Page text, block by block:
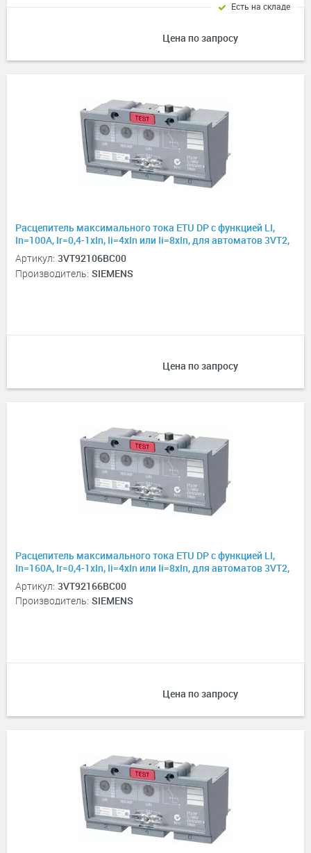
Цена по запросу
Есть на складе
Расцепитель максимального тока ETU DP с функцией LI,
In=100А, Ir=0,4-1хIn, Ii=4xIn или Ii=8xIn, для автоматов 3VT2,
4P
Артикул: 3VT92106BC00
Производитель: SIEMENS
Цена по запросу
Расцепитель максимального тока ETU DP с функцией LI,
In=160А, Ir=0,4-1хIn, Ii=4xIn или Ii=8xIn, для автоматов 3VT2,
4P
Артикул: 3VT92166BC00
Производитель: SIEMENS
Цена по запросу